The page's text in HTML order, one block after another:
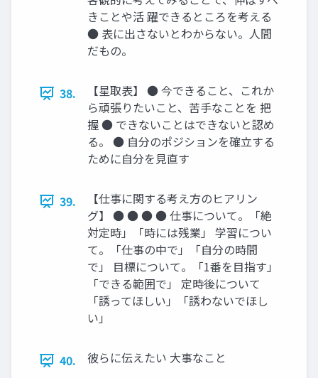
きことや活 躍できるところを考える
● 表に出さないとわからない。人間
だもの。
38.
【星取表】 ● 今できること、これか
ら頑張りたいこと、苦手なことを 把
握 ● できないことはできないと認め
る。 ● 自分のポジションを確立する
ために自分を見直す
39.
【仕事に関する考え方のヒアリン
グ】 ● ● ● ● 仕事について。「絶
対定時」「時には残業」 学習につい
て。「仕事の中で」「自分の時間
で」 目標について。「1番を目指す」
「できる範囲で」 定時後について
「誘ってほしい」「誘わないでほし
い」
40. 彼らに伝えたい 大事なこと